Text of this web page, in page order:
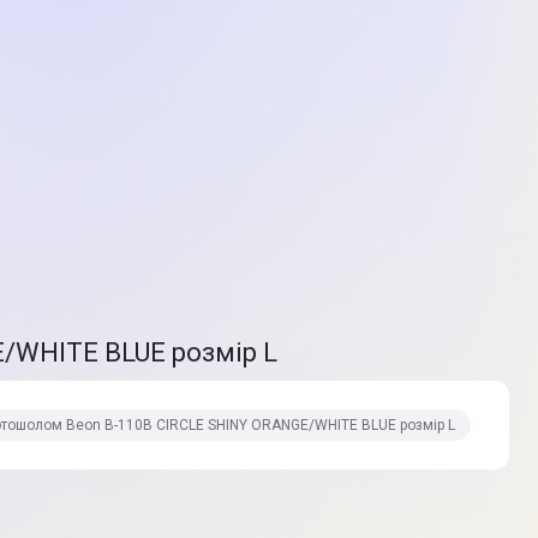
BLUE розмір L
Beon B-110B CIRCLE SHINY ORANGE/WHITE BLUE розмір L